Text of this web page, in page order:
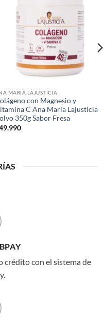
Add to
wishlist
MARIA LAJUSTICIA
con Magnesio y
C Ana María Lajusticia
350g Sabor Fresa
crédito con el sistema de